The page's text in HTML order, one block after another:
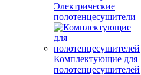
Электрические
полотенцесушители
Комплектующие для
полотенцесушителей